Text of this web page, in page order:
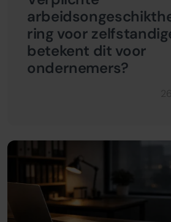
ring voor
betekent dit voor
ondernemers?